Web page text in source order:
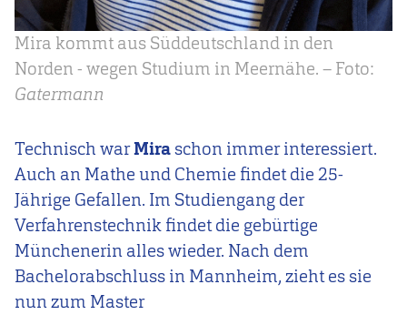
Mira kommt aus Süddeutschland in den
Norden - wegen Studium in Meernähe. – Foto:
Gatermann
Technisch warMiraschon immer interessiert.
Auch an Mathe und Chemie findet die 25-
Jährige Gefallen. Im Studiengang der
Verfahrenstechnik findet die gebürtige
Münchenerin alles wieder. Nach dem
Bachelorabschluss in Mannheim, zieht es sie
nun zum Master